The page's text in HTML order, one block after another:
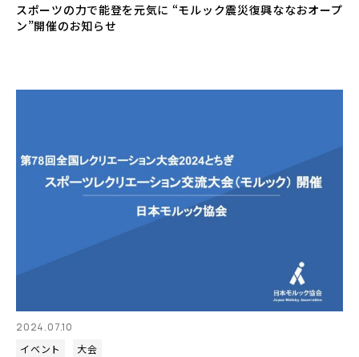
スポーツの力で能登を元気に “モルック震災復興ななおオープ
ン”開催のお知らせ
2024.07.10
イベント
大会